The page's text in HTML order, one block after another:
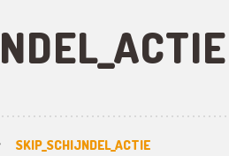
SKIP_SCHIJNDEL_ACTIE